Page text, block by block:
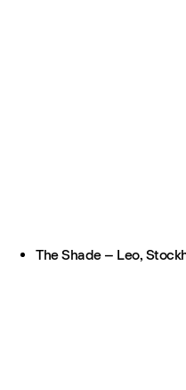
The Shade – Leo,